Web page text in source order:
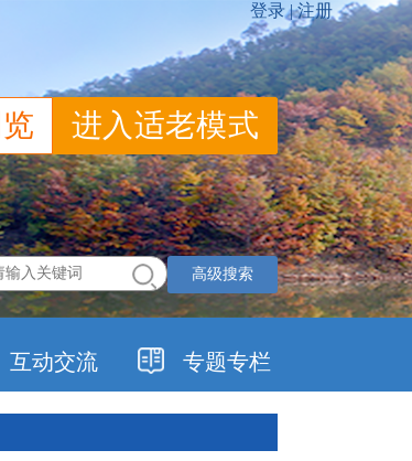
进入适老模式
高级搜索
互动交流 专题专栏